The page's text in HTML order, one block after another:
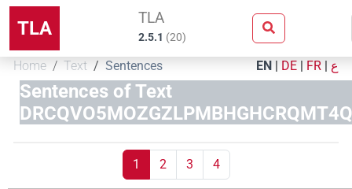
TLA TLA
2.5.1 (20)
Home Text Sentences EN | DE | FR | ع
Sentences of Text
DRCQVO5MOZGZLPMBHGHCRQMT4Q
1 2 3 4